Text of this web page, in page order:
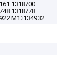
1318700
1318778
M13134932